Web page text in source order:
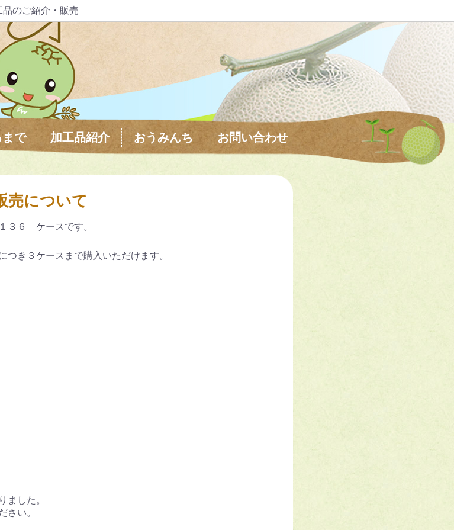
のご紹介・販売
で 加工品紹介 おうみんち お問い合わせ
売について
３６ ケースです。
き３ケースまで購入いただけます。
ました。
さい。